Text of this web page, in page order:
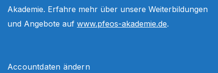
Akademie. Erfahre mehr über unsere Weiterbildungen
und Angebote auf www.pfeos-akademie.de.
Accountdaten ändern